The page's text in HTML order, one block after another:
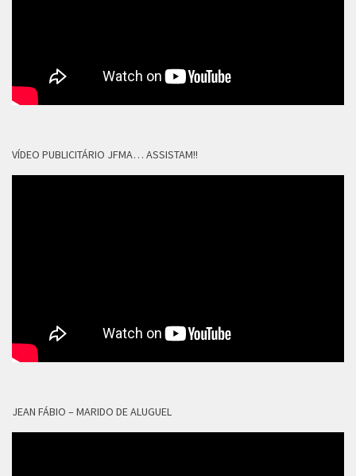
VÍDEO PUBLICITÁRIO JFMA… ASSISTAM!!
JEAN FÁBIO – MARIDO DE ALUGUEL